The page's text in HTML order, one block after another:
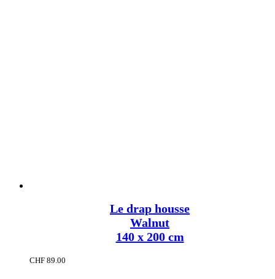
Le drap housse
Walnut
140 x 200 cm
CHF 89.00